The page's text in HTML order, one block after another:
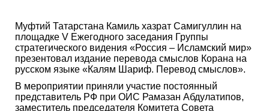
Муфтий Татарстана Камиль хазрат Самигуллин на
площадке V Ежегодного заседания Группы
стратегического видения «Россия – Исламский мир»
презентовал издание перевода смыслов Корана на
русском языке «Калям Шариф. Перевод смыслов».
В мероприятии приняли участие постоянный
представитель РФ при ОИС Рамазан Абдулатипов,
заместитель председателя Комитета Совета